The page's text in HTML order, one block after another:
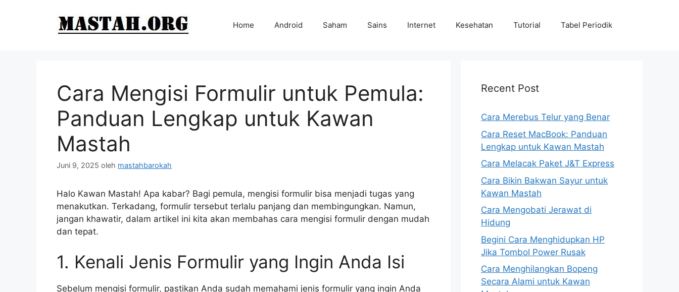
Home Android Saham Sains Internet Kesehatan Tutorial Tabel Periodik
Cara Mengisi Formulir untuk Pemula:
Panduan Lengkap untuk Kawan
Mastah
Juni 9, 2025 oleh mastahbarokah
Halo Kawan Mastah! Apa kabar? Bagi pemula, mengisi formulir bisa menjadi tugas yang
menakutkan. Terkadang, formulir tersebut terlalu panjang dan membingungkan. Namun,
jangan khawatir, dalam artikel ini kita akan membahas cara mengisi formulir dengan mudah
dan tepat.
1. Kenali Jenis Formulir yang Ingin Anda Isi
Sebelum mengisi formulir, pastikan Anda sudah memahami jenis formulir yang ingin Anda
Recent Post
Cara Merebus Telur yang Benar
Cara Reset MacBook: Panduan
Lengkap untuk Kawan Mastah
Cara Melacak Paket J&T Express
Cara Bikin Bakwan Sayur untuk
Kawan Mastah
Cara Mengobati Jerawat di
Hidung
Begini Cara Menghidupkan HP
Jika Tombol Power Rusak
Cara Menghilangkan Bopeng
Secara Alami untuk Kawan